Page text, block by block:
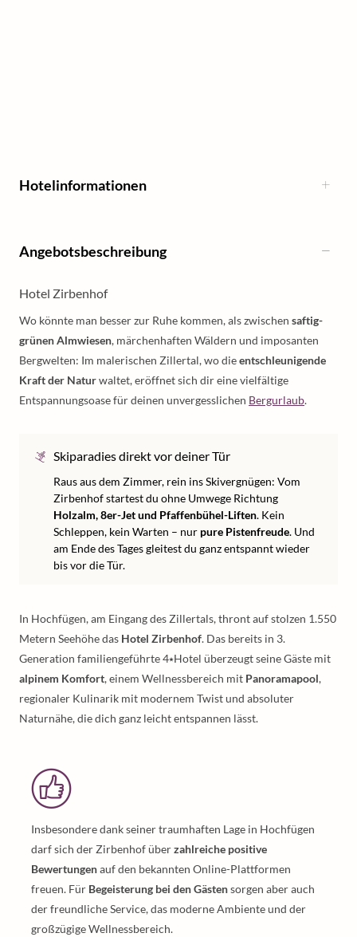
Hotelinformationen
Angebotsbeschreibung
Hotel Zirbenhof
Wo könnte man besser zur Ruhe kommen, als zwischen saftig-
grünen Almwiesen, märchenhaften Wäldern und imposanten
Bergwelten: Im malerischen Zillertal, wo dieentschleunigende
Kraft der Naturwaltet, eröffnet sich dir eine vielfältige
Entspannungsoase für deinen unvergesslichen Bergurlaub.
Skiparadies direkt vor deiner Tür
Raus aus dem Zimmer, rein ins Skivergnügen: Vom
Zirbenhof startest du ohne Umwege Richtung
Holzalm, 8er-Jet und Pfaffenbühel-Liften. Kein
Schleppen, kein Warten – nur pure Pistenfreude. Und
am Ende des Tages gleitest du ganz entspannt wieder
bis vor die Tür.
In Hochfügen, am Eingang des Zillertals, thront auf stolzen 1.550
Metern Seehöhe das Hotel Zirbenhof. Das bereits in 3.
Generation familiengeführte 4⭑Hotel überzeugt seine Gäste mit
alpinem Komfort, einem Wellnessbereich mit Panoramapool,
regionaler Kulinarik mit modernem Twist und absoluter
Naturnähe, die dich ganz leicht entspannen lässt.
Insbesondere dank seiner traumhaften Lage in Hochfügen
darf sich der Zirbenhof überzahlreiche positive
Bewertungenauf den bekannten Online-Plattformen
freuen. Für Begeisterung bei den Gästensorgen aber auch
der freundliche Service, das moderne Ambiente und der
großzügige Wellnessbereich.